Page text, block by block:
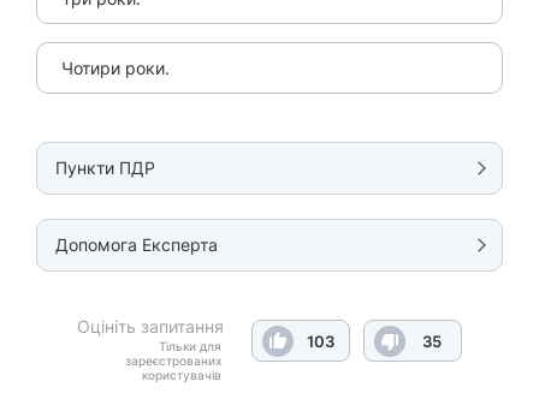
Чотири роки.
Пункти ПДР
Допомога Експерта
Оцініть запитання
Тільки для
зареєстрованих
користувачів
103 35